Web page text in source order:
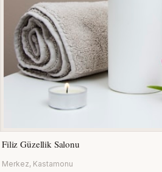
Filiz Güzellik Salonu
Merkez, Kastamonu